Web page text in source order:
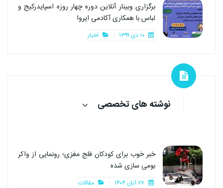
برگزاری وبینار آنلاین دوره چهار روزه اسپایدرکیج و
لباس با همکاری آکادمی ایروا
اخبار
نوشته های تخصصی
خبر خوب برای کودکان فلج مغزی؛ رونمایی از واکر
بومی سازی شده
مقالات